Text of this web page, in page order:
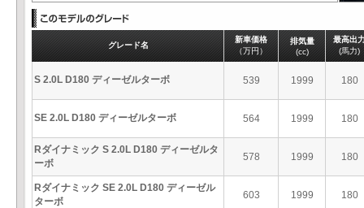
グレード名
新車価格
（万円）
排気量
(cc)
最高出
(馬力)
S 2.0L D180 ディーゼルターボ 539 1999 180
SE 2.0L D180 ディーゼルターボ 564 1999 180
Rダイナミック S 2.0L D180 ディーゼルタ
ーボ
578 1999 180
Rダイナミック SE 2.0L D180 ディーゼル
ターボ
603 1999 180